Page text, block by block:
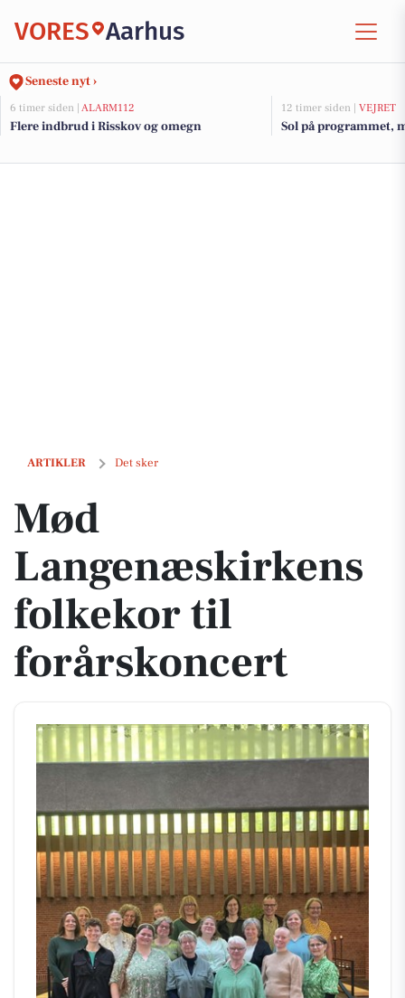
VORES Aarhus
Seneste nyt ›
6 timer siden | ALARM112
Flere indbrud i Risskov og omegn
12 timer siden | VEJRET
Sol på programmet,
ARTIKLER Det sker
Mød Langenæskirkens folkekor til forårskoncert
Mød
Langenæskirkens
folkekor til
forårskoncert